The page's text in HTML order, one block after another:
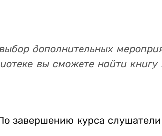
дополнительных
вы сможете найти
завершению курса